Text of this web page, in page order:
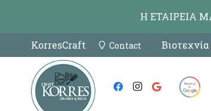
KorresCraft Contact
Η ΕΤΑΙΡΕΙΑ